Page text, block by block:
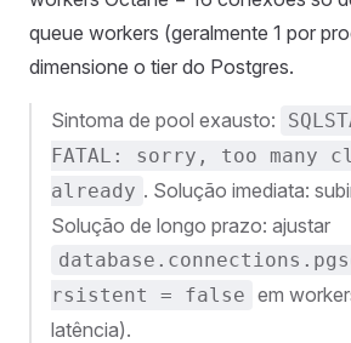
queue workers (geralmente 1 por
dimensione o tier do Postgres.
Sintoma de pool exausto:
FATAL: sorry, too many
already . Solução imediata:
Solução de longo prazo: ajustar
rsistent = false em
latência).